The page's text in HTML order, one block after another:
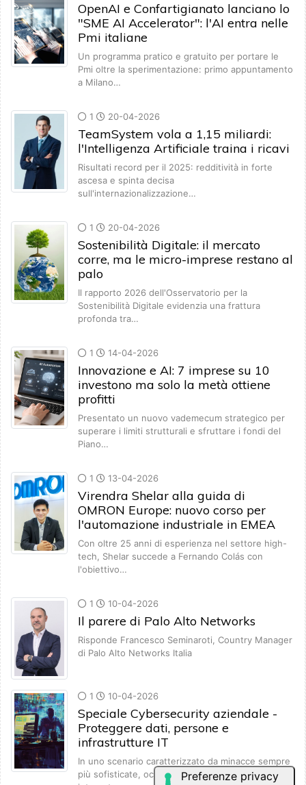
OpenAI e Confartigianato lanciano lo
"SME AI Accelerator": l'AI entra nelle
Pmi italiane
Un programma pratico e gratuito per portare le
Pmi oltre la sperimentazione: primo appuntamento
a Milano…
1 20-04-2026
TeamSystem vola a 1,15 miliardi:
l'Intelligenza Artificiale traina i ricavi
Risultati record per il 2025: redditività in forte
ascesa e spinta decisa
sull'internazionalizzazione…
1 20-04-2026
Sostenibilità Digitale: il mercato
corre, ma le micro-imprese restano al
palo
Il rapporto 2026 dell'Osservatorio per la
Sostenibilità Digitale evidenzia una frattura
profonda tra…
1 14-04-2026
Innovazione e AI: 7 imprese su 10
investono ma solo la metà ottiene
profitti
Presentato un nuovo vademecum strategico per
superare i limiti strutturali e sfruttare i fondi del
Piano…
1 13-04-2026
Virendra Shelar alla guida di
OMRON Europe: nuovo corso per
l'automazione industriale in EMEA
Con oltre 25 anni di esperienza nel settore high-
tech, Shelar succede a Fernando Colás con
l'obiettivo…
1 10-04-2026
Il parere di Palo Alto Networks
Risponde Francesco Seminaroti, Country Manager
di Palo Alto Networks Italia
1 10-04-2026
Speciale Cybersecurity aziendale -
Proteggere dati, persone e
infrastrutture IT
In uno scenario caratterizzato da minacce sempre
più sofisticate, occorre adottare un approccio